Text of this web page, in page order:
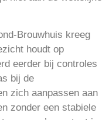
Brouwhuis kreeg
houdt op
eerder bij controles
bij de
zich aanpassen aan
zonder een stabiele